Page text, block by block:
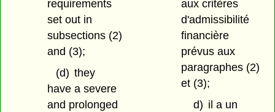
requirements
set out in
subsections (2)
and (3);
(d) they
have a severe
and prolonged
aux critères
d'admissibilité
financière
prévus aux
paragraphes (2)
et (3);
d) il a un